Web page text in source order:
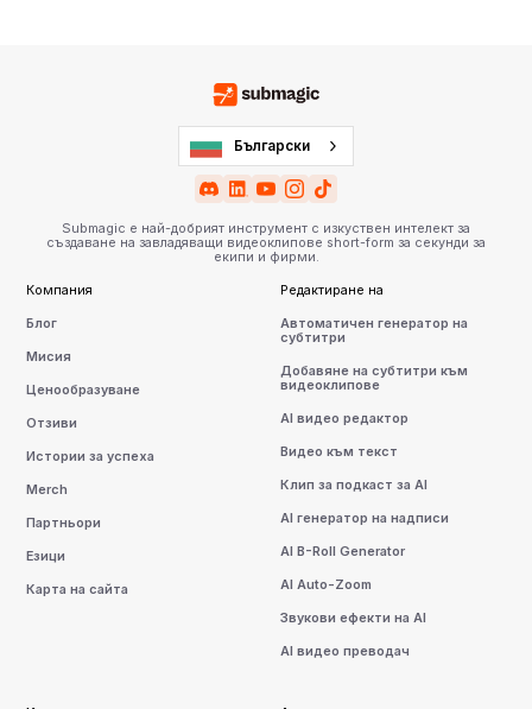
Български
Submagic е най-добрият инструмент с изкуствен интелект за
създаване на завладяващи видеоклипове short-form за секунди за
екипи и фирми.
Компания
Блог
Мисия
Ценообразуване
Отзиви
Истории за успеха
Merch
Партньори
Езици
Карта на сайта
Редактиране на
Автоматичен генератор на
субтитри
Добавяне на субтитри към
видеоклипове
AI видео редактор
Видео към текст
Клип за подкаст за AI
AI генератор на надписи
AI B-Roll Generator
AI Auto-Zoom
Звукови ефекти на AI
AI видео преводач